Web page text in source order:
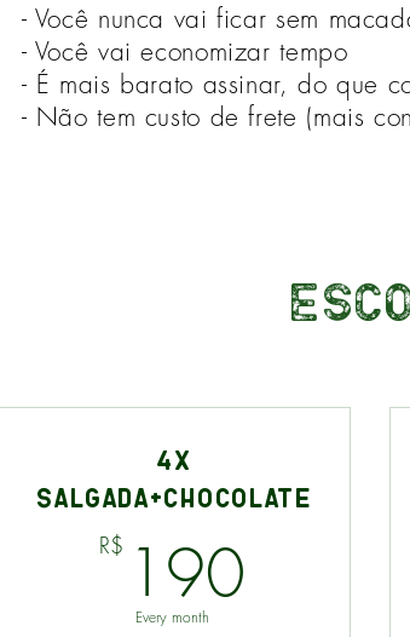
- Você nunca vai ficar sem
- Você vai economizar tempo
- É mais barato assinar, do que
- Não tem custo de frete (mais
4x
Salgada+Chocolate
R$ 190
Every month